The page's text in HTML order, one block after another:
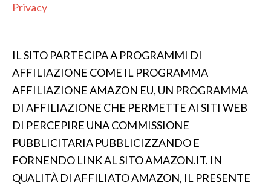
Privacy
IL SITO PARTECIPA A PROGRAMMI DI
AFFILIAZIONE COME IL PROGRAMMA
AFFILIAZIONE AMAZON EU, UN PROGRAMMA
DI AFFILIAZIONE CHE PERMETTE AI SITI WEB
DI PERCEPIRE UNA COMMISSIONE
PUBBLICITARIA PUBBLICIZZANDO E
FORNENDO LINK AL SITO AMAZON.IT. IN
QUALITÀ DI AFFILIATO AMAZON, IL PRESENTE